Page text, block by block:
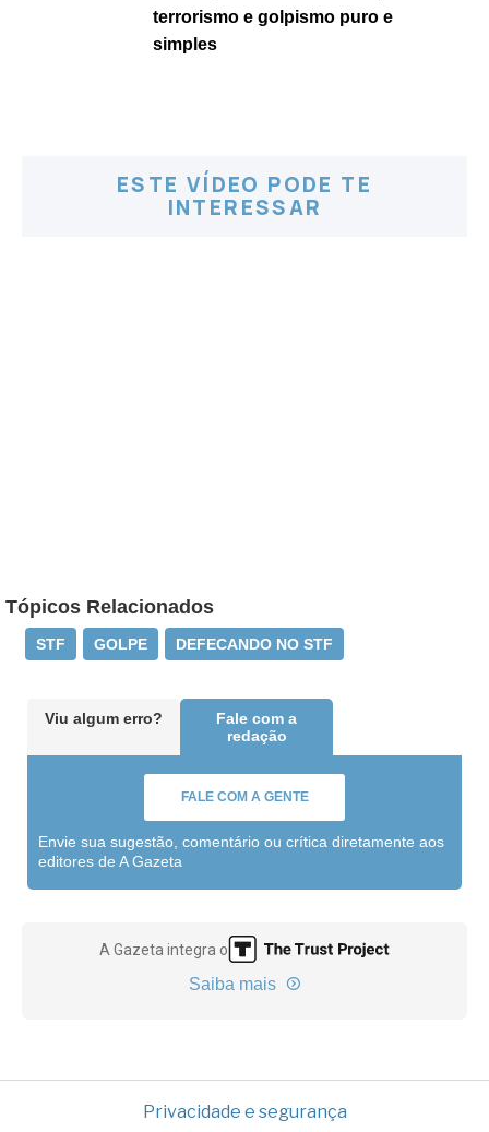
terrorismo e golpismo puro e
simples
ESTE VÍDEO PODE TE
INTERESSAR
Tópicos Relacionados
STF GOLPE DEFECANDO NO STF
Viu algum erro?
Fale com a
redação
FALE COM A GENTE
Envie sua sugestão, comentário ou crítica diretamente aos
editores de A Gazeta
A Gazeta integra o
Saiba mais
Privacidade e segurança